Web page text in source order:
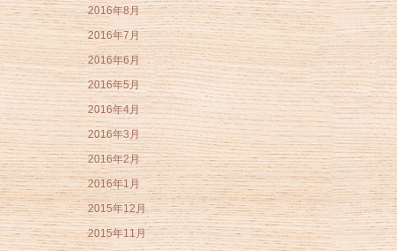
2016年8月
2016年7月
2016年6月
2016年5月
2016年4月
2016年3月
2016年2月
2016年1月
2015年12月
2015年11月